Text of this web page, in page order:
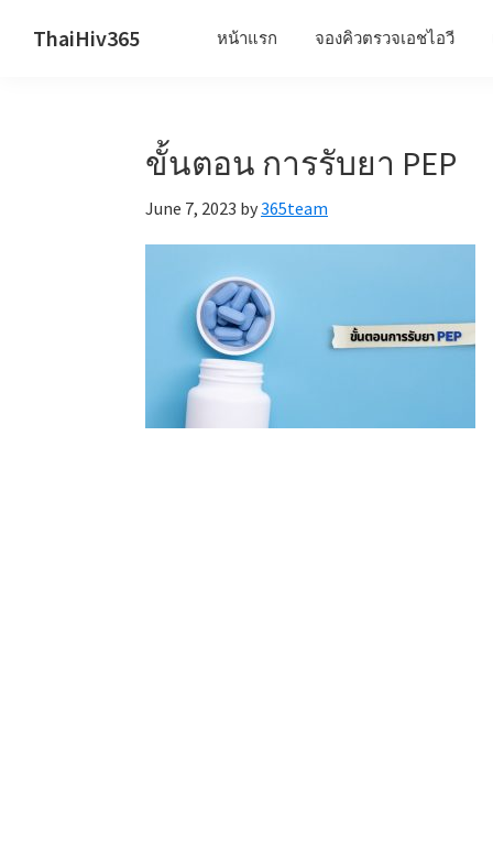
ThaiHiv365 หน้าแรก จองคิวตรวจเอชไอวี
ขั้นตอน การรับยา PEP
June 7, 2023 by365team